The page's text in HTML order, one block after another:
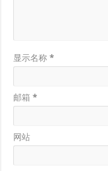
显示名称*
邮箱*
网站